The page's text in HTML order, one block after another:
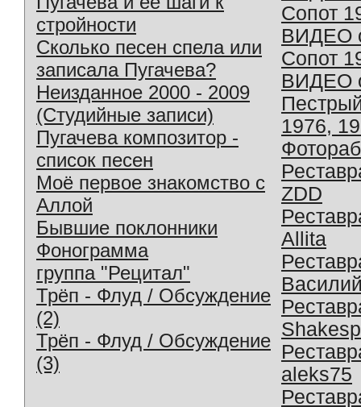
стройности
Сколько песен спела или
записала Пугачева?
Неизданное 2000 - 2009
(Студийные записи)
Пугачева композитор -
список песен
Моё первое знакомство с
Аллой
Бывшие поклонники
Фонограмма
группа "Рецитал"
Трёп - Флуд / Обсуждение
(2)
Трёп - Флуд / Обсуждение
(3)
Сопот
ВИДЕО
Сопот
ВИДЕО
1976,
ZDD
Allita
aleks75